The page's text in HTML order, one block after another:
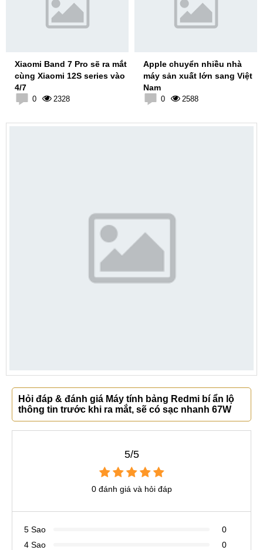
Xiaomi Band 7 Pro sẽ ra mắt
cùng Xiaomi 12S series vào
4/7
0 2328
Apple chuyển nhiều nhà
máy sản xuất lớn sang Việt
Nam
0 2588
Hỏi đáp & đánh giá Máy tính bảng Redmi bí ẩn lộ
thông tin trước khi ra mắt, sẽ có sạc nhanh 67W
5/5
0 đánh giá và hỏi đáp
5 Sao
0
4 Sao
0